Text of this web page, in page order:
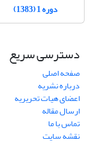
دوره 1 (1383)
دسترسی سریع
صفحه اصلی
درباره نشریه
اعضای هیات تحریریه
ارسال مقاله
تماس با ما
نقشه سایت